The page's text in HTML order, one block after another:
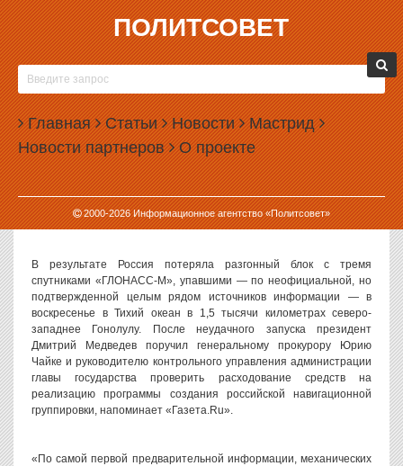
ПОЛИТСОВЕТ
Главная Статьи Новости Мастрид
Новости партнеров О проекте
2000-2026Информационное агентство «Политсовет»
06.12.2010, 12:03
СПУТНИКИ ГЛОНАСС ПОГУБИЛИ ПЛОХИЕ
МАТЕМАТИКИ
Ракета-носитель «Протон-М» со спутниками «ГЛОНАСС-М»
после запуска отклонилась от заданной траектории на 8
градусов из-за допущенных ошибок в математическом
обеспечении полетного задания, заложенного в бортовую
вычислительную машину ракеты, сообщил РИА «Новости»
источник в ракетно-космической промышленности.
В результате Россия потеряла разгонный блок с тремя
спутниками «ГЛОНАСС-М», упавшими — по неофициальной, но
подтвержденной целым рядом источников информации — в
воскресенье в Тихий океан в 1,5 тысячи километрах северо-
западнее Гонолулу. После неудачного запуска президент
Дмитрий Медведев поручил генеральному прокурору Юрию
Чайке и руководителю контрольного управления администрации
главы государства проверить расходование средств на
реализацию программы создания российской навигационной
группировки, напоминает «Газета.Ru».
«По самой первой предварительной информации, механических